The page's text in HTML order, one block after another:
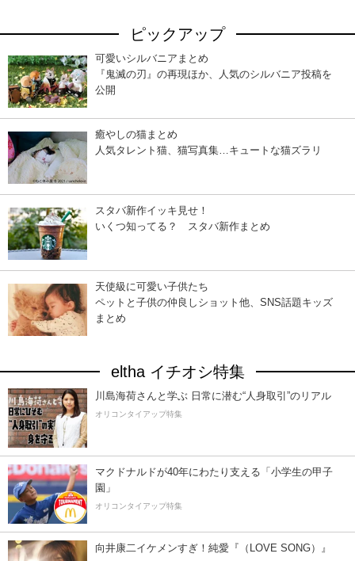
ピックアップ
可愛いシルバニアまとめ
『鬼滅の刃』の再現ほか、人気のシルバニア投稿を
公開
癒やしの猫まとめ
人気タレント猫、猫写真集…キュートな猫ズラリ
スタバ新作イッキ見せ！
いくつ知ってる？ スタバ新作まとめ
天使級に可愛い子供たち
ペットと子供の仲良しショット他、SNS話題キッズ
まとめ
eltha イチオシ特集
川島海荷さんと学ぶ 日常に潜む“人身取引”のリアル
オリコンタイアップ特集
マクドナルドが40年にわたり支える「小学生の甲子
園」
オリコンタイアップ特集
向井康二イケメンすぎ！純愛『（LOVE SONG）』